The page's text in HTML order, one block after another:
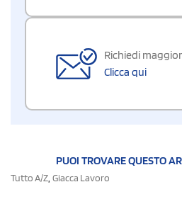
Richiedi
Clicca qui
PUOI TROVARE QUESTO
Tutto A/Z Giacca Lavoro